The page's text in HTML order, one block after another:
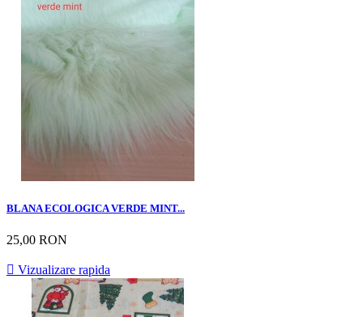
BLANA ECOLOGICA VERDE MINT...
25,00 RON
 Vizualizare rapida